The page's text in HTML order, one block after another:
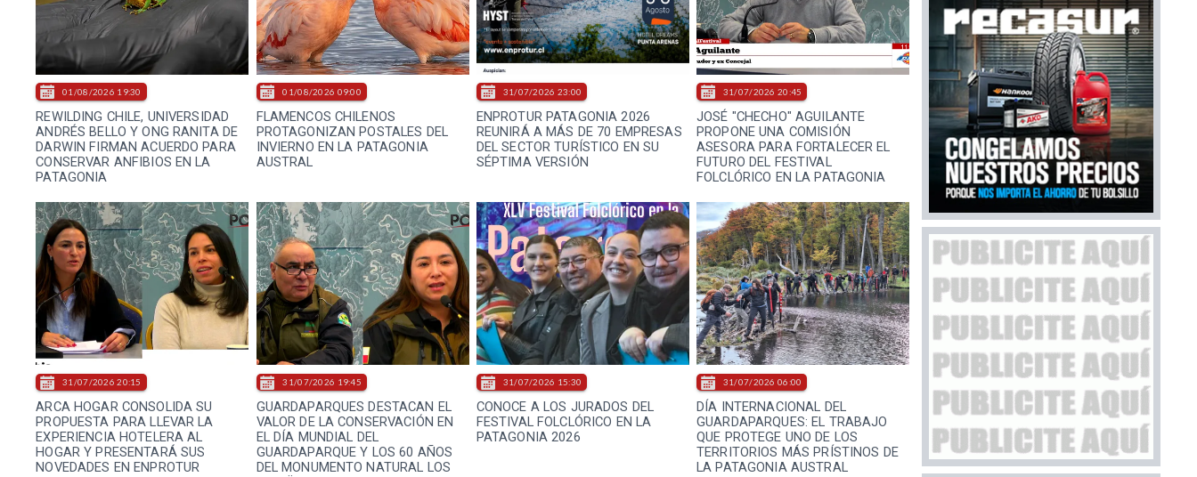
REWILDING CHILE, UNIVERSIDAD
ANDRÉS BELLO Y ONG RANITA DE
DARWIN FIRMAN ACUERDO PARA
CONSERVAR ANFIBIOS EN LA
PATAGONIA
01/08/2026 19:30
FLAMENCOS CHILENOS
PROTAGONIZAN POSTALES DEL
INVIERNO EN LA PATAGONIA
AUSTRAL
01/08/2026 09:00
ENPROTUR PATAGONIA 2026
REUNIRÁ A MÁS DE 70 EMPRESAS
DEL SECTOR TURÍSTICO EN SU
SÉPTIMA VERSIÓN
31/07/2026 23:00
JOSÉ "CHECHO" AGUILANTE
PROPONE UNA COMISIÓN
ASESORA PARA FORTALECER EL
FUTURO DEL FESTIVAL
FOLCLÓRICO EN LA PATAGONIA
31/07/2026 20:45
ARCA HOGAR CONSOLIDA SU
PROPUESTA PARA LLEVAR LA
EXPERIENCIA HOTELERA AL
HOGAR Y PRESENTARÁ SUS
NOVEDADES EN ENPROTUR
31/07/2026 20:15
GUARDAPARQUES DESTACAN EL
VALOR DE LA CONSERVACIÓN EN
EL DÍA MUNDIAL DEL
GUARDAPARQUE Y LOS 60 AÑOS
DEL MONUMENTO NATURAL LOS
31/07/2026 19:45
CONOCE A LOS JURADOS DEL
FESTIVAL FOLCLÓRICO EN LA
PATAGONIA 2026
31/07/2026 15:30
DÍA INTERNACIONAL DEL
GUARDAPARQUES: EL TRABAJO
QUE PROTEGE UNO DE LOS
TERRITORIOS MÁS PRÍSTINOS DE
LA PATAGONIA AUSTRAL
31/07/2026 06:00